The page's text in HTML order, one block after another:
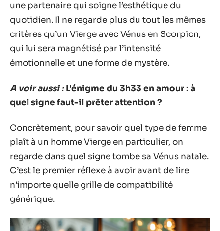
une partenaire qui soigne l’esthétique du
quotidien. Il ne regarde plus du tout les mêmes
critères qu’un Vierge avec Vénus en Scorpion,
qui lui sera magnétisé par l’intensité
émotionnelle et une forme de mystère.
A voir aussi : L'énigme du 3h33 en amour : à
quel signe faut-il prêter attention ?
Concrètement, pour savoir quel type de femme
plaît à un homme Vierge en particulier, on
regarde dans quel signe tombe sa Vénus natale.
C’est le premier réflexe à avoir avant de lire
n’importe quelle grille de compatibilité
générique.